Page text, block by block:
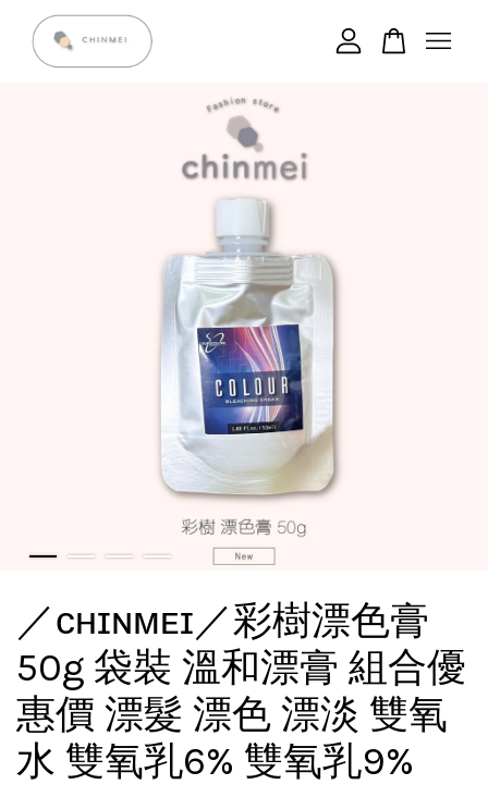
／ᴄʜɪɴᴍᴇɪ／彩樹漂色膏
50g 袋裝 溫和漂膏 組合優
惠價 漂髮 漂色 漂淡 雙氧
水 雙氧乳6% 雙氧乳9%
您的購物車目前還是空的。
繼續購物